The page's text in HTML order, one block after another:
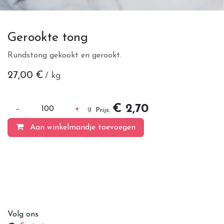
Gerookte tong
Rundstong gekookt en gerookt.
27,00 € / kg
Aan winkelmandje toevoegen
− 100 + g Prijs: € 2,70
Volg ons